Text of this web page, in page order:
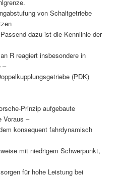
von Schaltgetriebe
dazu ist die Kennlinie der
R reagiert insbesondere in
–
(PDK)
Prinzip aufgebaute
Voraus –
konsequent fahrdynamisch
mit niedrigem Schwerpunkt,
für hohe Leistung bei